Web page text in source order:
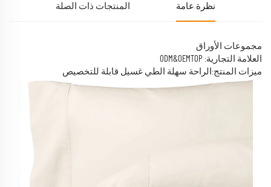
نظرة عامة المنتجات ذات الصلة
مجموعات الأوراق
العلامة التجارية: ODM&OEMTOP
ميزات المنتج:الراحة سهلة الطي غسيل قابلة للتخصيص